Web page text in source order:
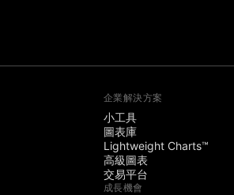
企業解決方案
小工具
圖表庫
Lightweight Charts™
高級圖表
交易平台
成長機會